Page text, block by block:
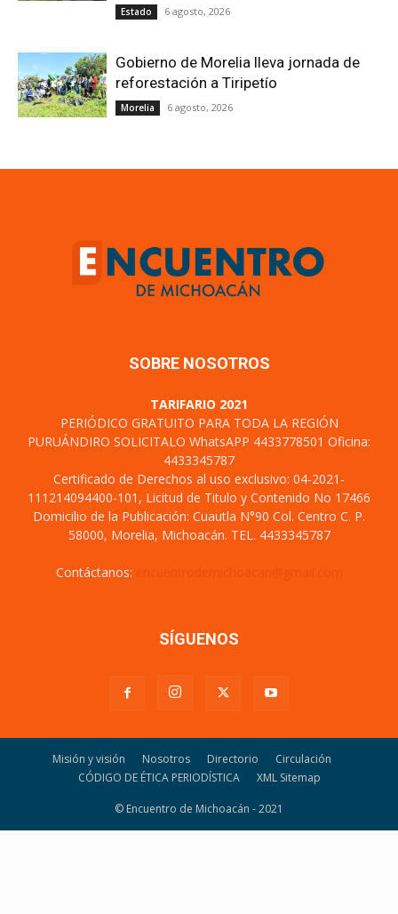
Estado 6 agosto, 2026
Gobierno de Morelia lleva jornada de
reforestación a Tiripetío
Morelia 6 agosto, 2026
SOBRE NOSOTROS
TARIFARIO 2021
PERIÓDICO GRATUITO PARA TODA LA REGIÓN
PURUÁNDIRO SOLICITALO WhatsAPP 4433778501 Oficina:
4433345787
Certificado de Derechos al uso exclusivo: 04-2021-
111214094400-101, Licitud de Titulo y Contenido No 17466
Domicilio de la Publicación: Cuautla N°90 Col. Centro C. P.
58000, Morelia, Michoacán. TEL. 4433345787
Contáctanos:
SÍGUENOS
Misión y visión Nosotros Directorio
Circulación
CÓDIGO DE ÉTICA PERIODÍSTICA
XML Sitemap
© Encuentro de Michoacán - 2021